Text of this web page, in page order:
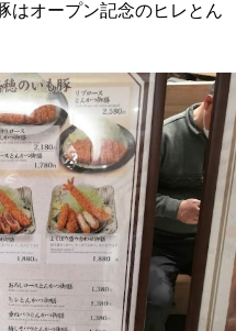
はオープン記念のヒレとん